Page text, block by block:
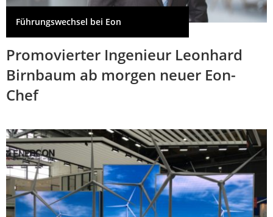
Führungswechsel bei Eon
Promovierter Ingenieur Leonhard
Birnbaum ab morgen neuer Eon-
Chef